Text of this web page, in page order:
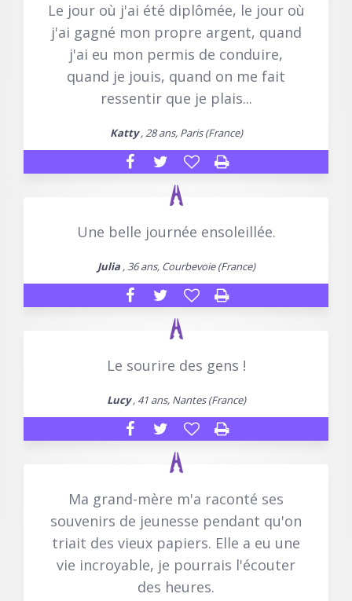
Le jour où j'ai été diplômée, le jour où
j'ai gagné mon propre argent, quand
j'ai eu mon permis de conduire,
quand je jouis, quand on me fait
ressentir que je plais...
Katty, 28 ans, Paris (France)
Une belle journée ensoleillée.
Julia, 36 ans, Courbevoie (France)
Le sourire des gens !
Lucy, 41 ans, Nantes (France)
Ma grand-mère m'a raconté ses
souvenirs de jeunesse pendant qu'on
triait des vieux papiers. Elle a eu une
vie incroyable, je pourrais l'écouter
des heures.